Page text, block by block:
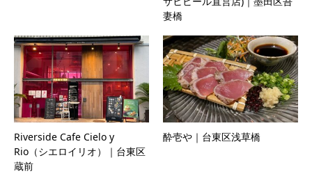
妻橋
Riverside Cafe Cielo y
Rio（シエロイリオ）｜台東区
蔵前
酔壱や｜台東区浅草橋